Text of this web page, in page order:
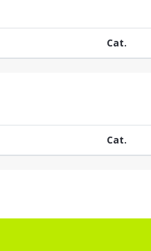
Cat.
Cat.